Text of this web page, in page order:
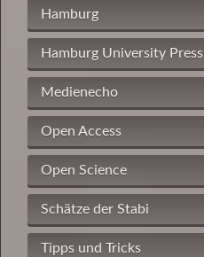
Hamburg
Hamburg University Press
Medienecho
Open Access
Open Science
Schätze der Stabi
Tipps und Tricks